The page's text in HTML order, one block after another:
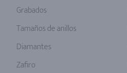
Grabados
Tamaños de anillos
Diamantes
Zafiro